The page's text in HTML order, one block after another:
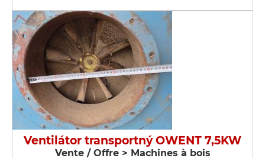
Ventilátor transportný OWENT 7,5KW
Vente / Offre > Machines à bois